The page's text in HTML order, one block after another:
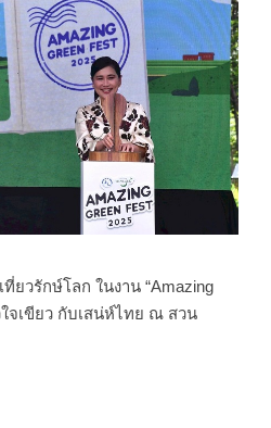
วรักษ์โลก ในงาน “Amazing
จเขียว กับเสน่ห์ไทย ณ สวน